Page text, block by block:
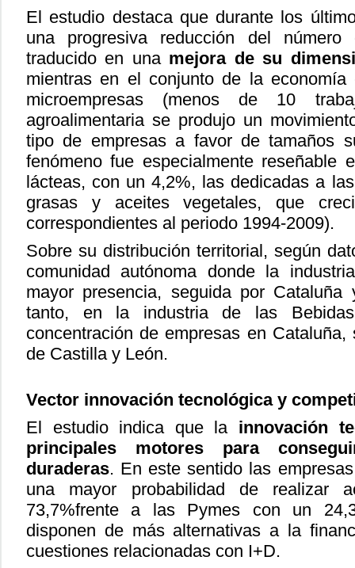
El estudio destaca que durante los
una progresiva reducción del
traducido en una mejora de su
mientras en el conjunto de la economía
microempresas (menos de 10
agroalimentaria se produjo un
tipo de empresas a favor de tamaños
fenómeno fue especialmente reseñable
lácteas, con un 4,2%, las dedicadas a
grasas y aceites vegetales, que
correspondientes al periodo 1994-2009).
Sobre su distribución territorial, según
comunidad autónoma donde la
mayor presencia, seguida por
tanto, en la industria de las
concentración de empresas en
de Castilla y León.
Vector innovación tecnológica y
El estudio indica que la innovación
principales motores para
duraderas. En este sentido las
una mayor probabilidad de realizar
73,7%frente a las Pymes con un
disponen de más alternativas a la
cuestiones relacionadas con I+D.